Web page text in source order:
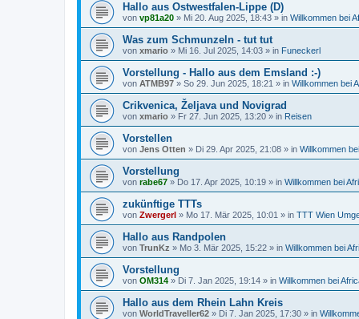
Hallo aus Ostwestfalen-Lippe (D)
von vp81a20 » Mi 20. Aug 2025, 18:43 » in Willkommen bei
Was zum Schmunzeln - tut tut
von xmario » Mi 16. Jul 2025, 14:03 » in Funeckerl
Vorstellung - Hallo aus dem Emsland :-)
von ATMB97 » So 29. Jun 2025, 18:21 » in Willkommen bei
Crikvenica, Željava und Novigrad
von xmario » Fr 27. Jun 2025, 13:20 » in Reisen
Vorstellen
von Jens Otten » Di 29. Apr 2025, 21:08 » in Willkommen
Vorstellung
von rabe67 » Do 17. Apr 2025, 10:19 » in Willkommen bei
zukünftige TTTs
von Zwergerl » Mo 17. Mär 2025, 10:01 » in TTT Wien
Hallo aus Randpolen
von TrunKz » Mo 3. Mär 2025, 15:22 » in Willkommen bei
Vorstellung
von OM314 » Di 7. Jan 2025, 19:14 » in Willkommen bei
Hallo aus dem Rhein Lahn Kreis
von WorldTraveller62 » Di 7. Jan 2025, 17:30 » in